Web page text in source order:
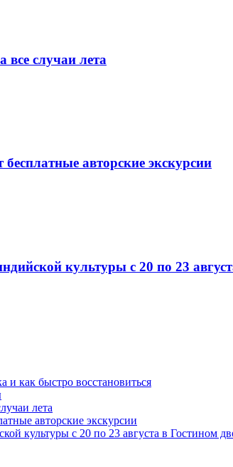
случаи лета
авторские экскурсии
культуры с 20 по 23
и как быстро восстановиться
лета
авторские экскурсии
культуры с 20 по 23 августа в Гостином